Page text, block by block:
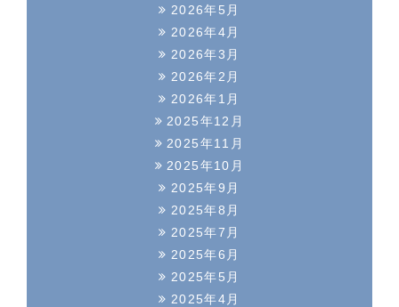
2026年5月
2026年4月
2026年3月
2026年2月
2026年1月
2025年12月
2025年11月
2025年10月
2025年9月
2025年8月
2025年7月
2025年6月
2025年5月
2025年4月